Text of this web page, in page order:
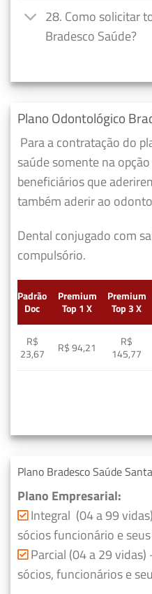
28. Como solicitar
Bradesco Saúde?
Plano Odontológico
Para a contratação do
saúde somente na
beneficiários que
também aderir ao
Dental conjugado com
compulsório.
Padrão
Doc
Premium
Top 1 X
Premium
Top 3 X
R$
23,67
R$ 94,21
R$
145,77
Plano Bradesco Saúde
Plano Empresarial:
Integral (04 a 99
sócios funcionário e
Parcial (04 a 29
sócios, funcionários e